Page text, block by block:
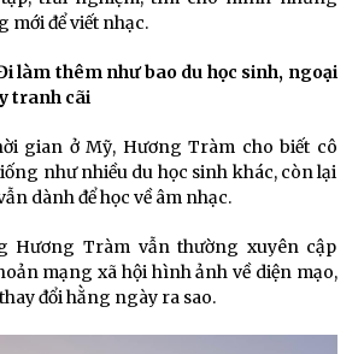
mới để viết nhạc.
làm thêm như bao du học sinh, ngoại
tranh cãi
gian ở Mỹ, Hương Tràm cho biết cô
như nhiều du học sinh khác, còn lại
dành để học về âm nhạc.
Hương Tràm vẫn thường xuyên cập
mạng xã hội hình ảnh về diện mạo,
đổi hằng ngày ra sao.